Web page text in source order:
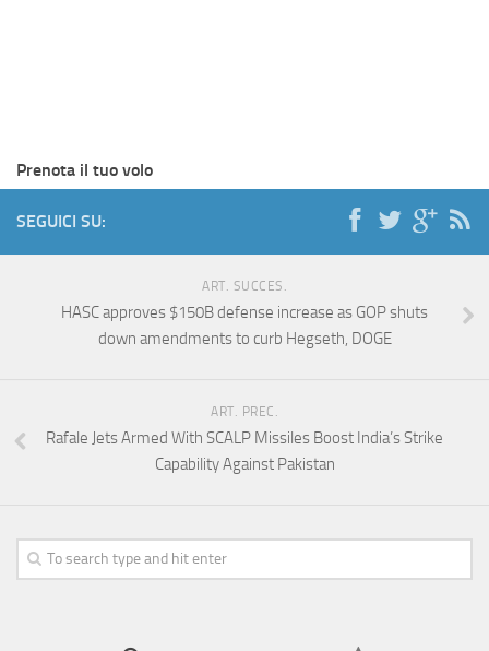
Prenota il tuo volo
SEGUICI SU:
ART. SUCCES.
HASC approves $150B defense increase as GOP shuts
down amendments to curb Hegseth, DOGE
ART. PREC.
Rafale Jets Armed With SCALP Missiles Boost India’s Strike
Capability Against Pakistan